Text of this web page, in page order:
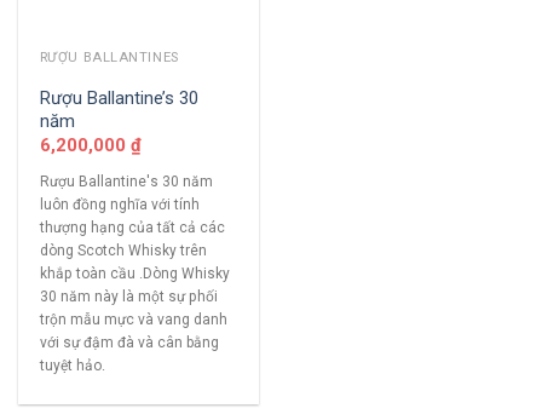
RƯỢU BALLANTINES
Rượu Ballantine’s 30
năm
6,200,000 ₫
Rượu Ballantine's 30 năm
luôn đồng nghĩa với tính
thượng hạng của tất cả các
dòng Scotch Whisky trên
khắp toàn cầu .Dòng Whisky
30 năm này là một sự phối
trộn mẫu mực và vang danh
với sự đậm đà và cân bằng
tuyệt hảo.